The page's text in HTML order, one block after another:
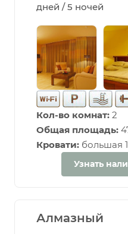
дней / 5 ночей
Кол-во комнат: 2
Общая площадь:
Кровати: большая
Узнать
Алмазный